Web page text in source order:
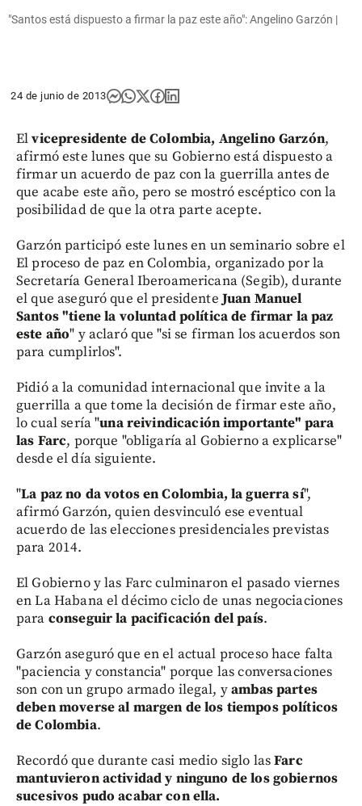
"Santos está dispuesto a firmar la paz este año": Angelino Garzón |
24 de junio de 2013
Elvicepresidente de Colombia, Angelino Garzón,
afirmó este lunes que su Gobierno está dispuesto a
firmar un acuerdo de paz con la guerrilla antes de
que acabe este año, pero se mostró escéptico con la
posibilidad de que la otra parte acepte.
Garzón participó este lunes en un seminario sobre el
El proceso de paz en Colombia, organizado por la
Secretaría General Iberoamericana (Segib), durante
el que aseguró que el presidenteJuan Manuel
Santos "tiene la voluntad política de firmar la paz
este año" y aclaró que "si se firman los acuerdos son
para cumplirlos".
Pidió a la comunidad internacional que invite a la
guerrilla a que tome la decisión de firmar este año,
lo cual sería "una reivindicación importante" para
las Farc, porque "obligaría al Gobierno a explicarse"
desde el día siguiente.
"La paz no da votos en Colombia, la guerra sí",
afirmó Garzón, quien desvinculó ese eventual
acuerdo de las elecciones presidenciales previstas
para 2014.
El Gobierno y las Farc culminaron el pasado viernes
en La Habana el décimo ciclo de unas negociaciones
para conseguir la pacificación del país.
Garzón aseguró que en el actual proceso hace falta
"paciencia y constancia" porque las conversaciones
son con un grupo armado ilegal, yambas partes
deben moverse al margen de los tiempos políticos
de Colombia.
Recordó que durante casi medio siglo lasFarc
mantuvieron actividad y ninguno de los gobiernos
sucesivos pudo acabar con ella.